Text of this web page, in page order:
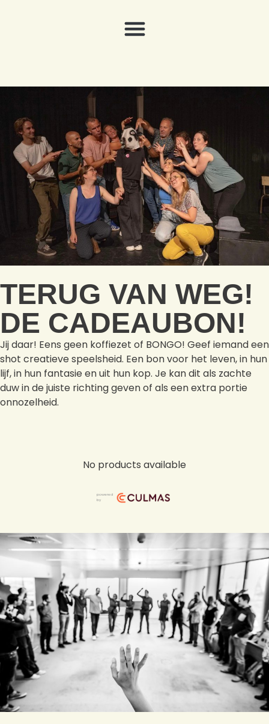
TERUG VAN WEG!
DE CADEAUBON!
Jij daar! Eens geen koffiezet of BONGO! Geef iemand een
shot creatieve speelsheid. Een bon voor het leven, in hun
lijf, in hun fantasie en uit hun kop. Je kan dit als zachte
duw in de juiste richting geven of als een extra portie
onnozelheid.
No products available
powered
by